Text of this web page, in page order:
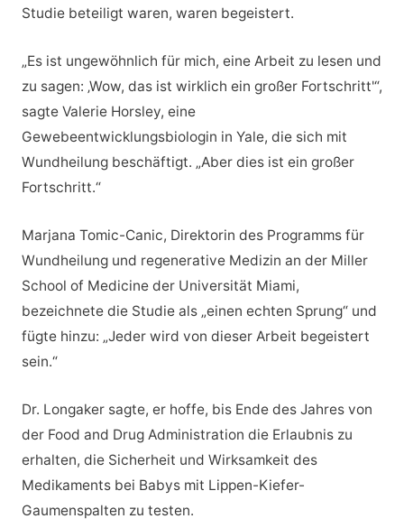
Studie beteiligt waren, waren begeistert.
„Es ist ungewöhnlich für mich, eine Arbeit zu lesen und
zu sagen: ‚Wow, das ist wirklich ein großer Fortschritt'“,
sagte Valerie Horsley, eine
Gewebeentwicklungsbiologin in Yale, die sich mit
Wundheilung beschäftigt. „Aber dies ist ein großer
Fortschritt.“
Marjana Tomic-Canic, Direktorin des Programms für
Wundheilung und regenerative Medizin an der Miller
School of Medicine der Universität Miami,
bezeichnete die Studie als „einen echten Sprung“ und
fügte hinzu: „Jeder wird von dieser Arbeit begeistert
sein.“
Dr. Longaker sagte, er hoffe, bis Ende des Jahres von
der Food and Drug Administration die Erlaubnis zu
erhalten, die Sicherheit und Wirksamkeit des
Medikaments bei Babys mit Lippen-Kiefer-
Gaumenspalten zu testen.